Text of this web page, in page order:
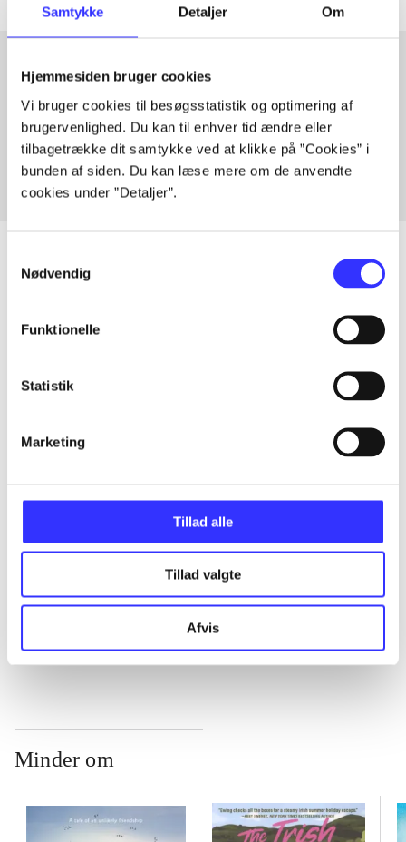
Samtykke Detaljer Om
Hjemmesiden bruger cookies
Vi bruger cookies til besøgsstatistik og optimering af
brugervenlighed. Du kan til enhver tid ændre eller
tilbagetrække dit samtykke ved at klikke på ”Cookies” i
bunden af siden. Du kan læse mere om de anvendte
cookies under ”Detaljer”.
Nødvendig
Funktionelle
Statistik
Marketing
Tillad alle
Tillad valgte
Afvis
Artikler med samme emner
Fra
Alle registrerede artikler fordelt på udgivelser
...
...
...
Minder om